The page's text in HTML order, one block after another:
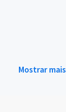
Mostrar mais